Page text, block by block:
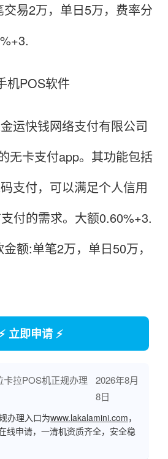
易2万，单日5万，费率分
POS软件
快钱网络支付有限公司
无卡支付app。其功能包括
支付，可以满足个人信用
付的需求。大额0.60%+3.
额:单笔2万，单日50万，
立即申请 ⚡
卡拉POS机正规办理
2026年8月
8日
办理入口为www.lakalamini.com，
线申请，一清机资质齐全，安全稳